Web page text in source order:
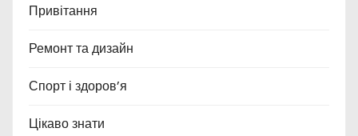
Привітання
Ремонт та дизайн
Спорт і здоров’я
Цікаво знати